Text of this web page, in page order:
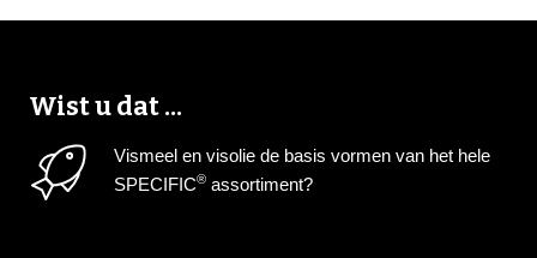
Wist u dat ...
Vismeel en visolie de basis vormen van het hele
SPECIFIC® assortiment?